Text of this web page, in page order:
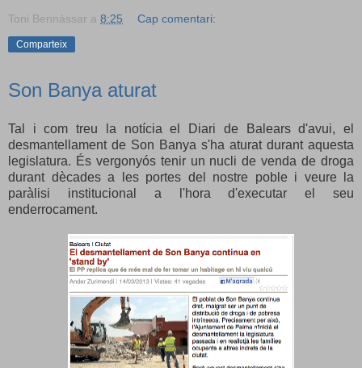
Toni Bennàssar a 8:25 Cap comentari:
Comparteix
Son Banya aturat
Tal i com treu la notícia el Diari de Balears d'avui, el
desmantellament de Son Banya s'ha aturat durant aquesta
legislatura. És vergonyós tenir un nucli de venda de droga
durant dècades a les portes del nostre poble i veure la
paràlisi institucional a l'hora d'executar el seu
enderrocament.